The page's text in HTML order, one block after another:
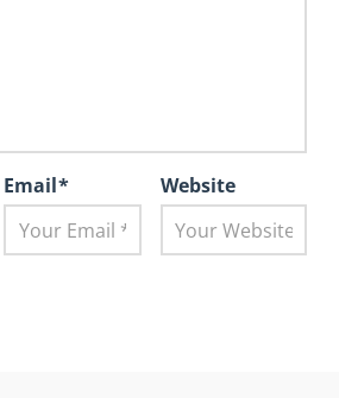
Email* Website